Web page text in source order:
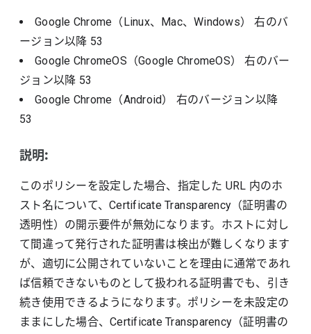
Google Chrome（Linux、Mac、Windows）右のバ
ージョン以降 53
Google ChromeOS（Google ChromeOS）右のバー
ジョン以降 53
Google Chrome（Android） 右のバージョン以降
53
説明:
このポリシーを設定した場合、指定した URL 内のホ
スト名について、Certificate Transparency（証明書の
透明性）の開示要件が無効になります。ホストに対し
て間違って発行された証明書は検出が難しくなります
が、適切に公開されていないことを理由に通常であれ
ば信頼できないものとして扱われる証明書でも、引き
続き使用できるようになります。ポリシーを未設定の
ままにした場合、Certificate Transparency（証明書の